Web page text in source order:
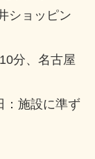
ショッピン
分、名古屋
施設に準ず